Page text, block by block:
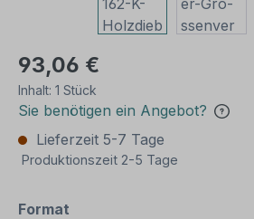
93,06 €
Inhalt: 1 Stück
Sie benötigen ein Angebot?
Lieferzeit 5-7 Tage
Produktionszeit 2-5 Tage
Format